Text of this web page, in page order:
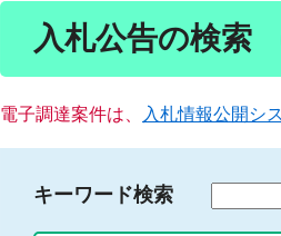
入札公告の検索
電子調達案件は、 入札情報公開シ
キーワード検索